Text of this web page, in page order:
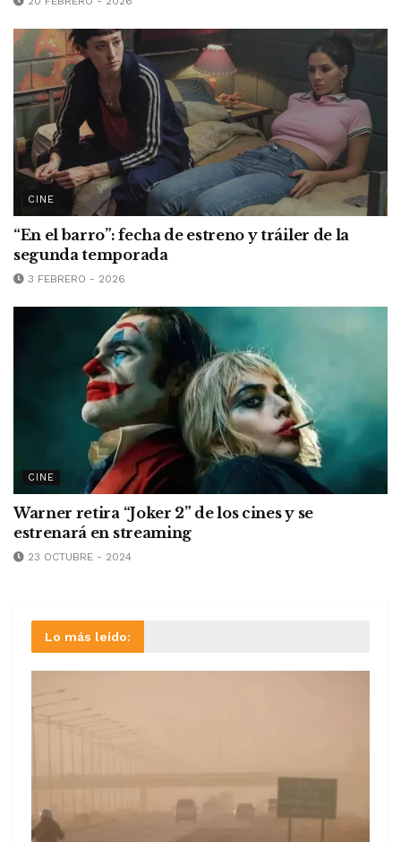
CINE
“En el barro”: fecha de estreno y tráiler de la
segunda temporada
3 FEBRERO - 2026
CINE
Warner retira “Joker 2” de los cines y se
estrenará en streaming
23 OCTUBRE - 2024
Lo más leído: